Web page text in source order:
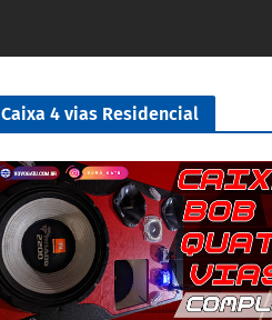
Caixa 4 vias Residencial